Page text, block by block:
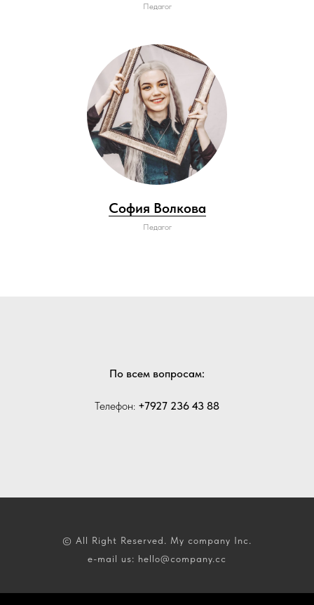
Педагог
София Волкова
Педагог
По всем вопросам:
Телефон: +7927 236 43 88
© All Right Reserved. My company Inc.
e-mail us: hello@company.cc